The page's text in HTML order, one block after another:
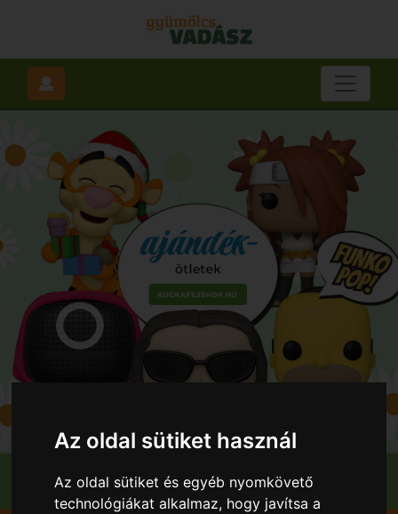
Az oldal sütiket használ
Az oldal sütiket és egyéb nyomkövető
technológiákat alkalmaz, hogy javítsa a